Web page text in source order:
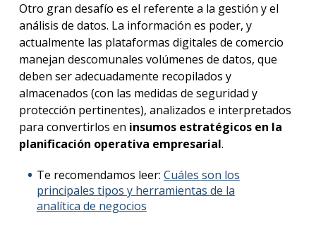
Otro gran desafío es el referente a la gestión y el
análisis de datos. La información es poder, y
actualmente las plataformas digitales de comercio
manejan descomunales volúmenes de datos, que
deben ser adecuadamente recopilados y
almacenados (con las medidas de seguridad y
protección pertinentes), analizados e interpretados
para convertirlos en insumos estratégicos en la
planificación operativa empresarial.
Te recomendamos leer: Cuáles son los
principales tipos y herramientas de la
analítica de negocios